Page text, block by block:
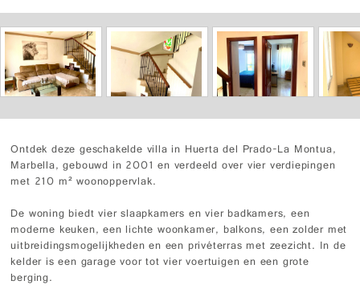
Ontdek deze geschakelde villa in Huerta del Prado-La Montua,
Marbella, gebouwd in 2001 en verdeeld over vier verdiepingen
met 210 m² woonoppervlak.
De woning biedt vier slaapkamers en vier badkamers, een
moderne keuken, een lichte woonkamer, balkons, een zolder met
uitbreidingsmogelijkheden en een privéterras met zeezicht. In de
kelder is een garage voor tot vier voertuigen en een grote
berging.